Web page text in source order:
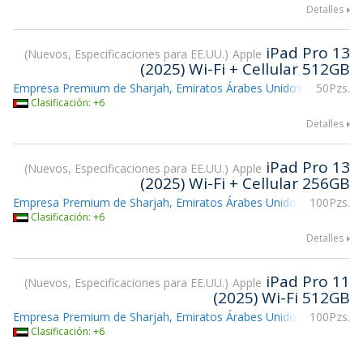
Detalles
Nuevos, Especificaciones para EE.UU. Apple iPad Pro 13
(2025) Wi-Fi + Cellular 512GB
50Pzs.
Empresa Premium de Sharjah, Emiratos Árabes Unidos
Clasificación: +6
Detalles
Nuevos, Especificaciones para EE.UU. Apple iPad Pro 13
(2025) Wi-Fi + Cellular 256GB
100Pzs.
Empresa Premium de Sharjah, Emiratos Árabes Unidos
Clasificación: +6
Detalles
Nuevos, Especificaciones para EE.UU. Apple iPad Pro 11
(2025) Wi-Fi 512GB
100Pzs.
Empresa Premium de Sharjah, Emiratos Árabes Unidos
Clasificación: +6